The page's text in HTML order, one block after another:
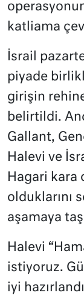
katliama
İsrail
piyade
girişin
belirtildi.
Gallant,
Halevi ve
Hagari kara
olduklarını
aşamaya
Halevi
istiyoruz.
iyi